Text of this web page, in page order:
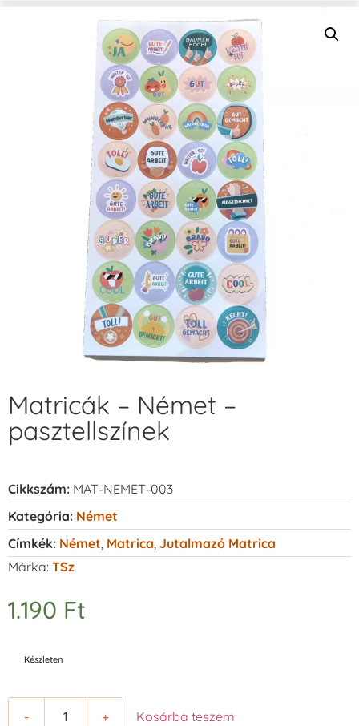
Matricák – Német –
pasztellszínek
Cikkszám: MAT-NEMET-003
Kategória: Német
Címkék: Német Matrica Jutalmazó Matrica
Márka: TSz
1.190 Ft
Készleten
- + Kosárba teszem